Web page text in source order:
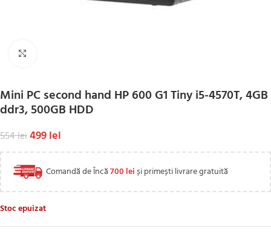
Mini PC second hand HP 600 G1 Tiny i5-4570T, 4GB
ddr3, 500GB HDD
554lei499lei
Comandă de Încă700 leiși primești livrare gratuită
Stoc epuizat